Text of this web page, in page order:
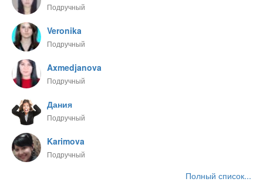
Подручный
Veronika
Подручный
Axmedjanova
Подручный
Дания
Подручный
Karimova
Подручный
Полный список...